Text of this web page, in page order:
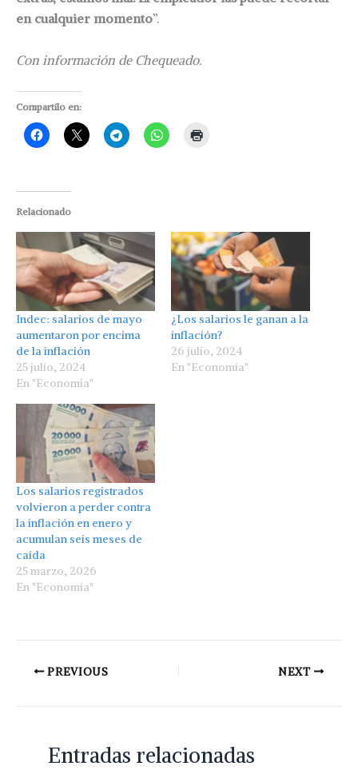
en cualquier momento”.
Con información de Chequeado.
Compartilo en:
Relacionado
Indec: salarios de mayo
aumentaron por encima
de la inflación
25 julio, 2024
En "Economía"
¿Los salarios le ganan a la
inflación?
26 julio, 2024
En "Economía"
Los salarios registrados
volvieron a perder contra
la inflación en enero y
acumulan seis meses de
caída
25 marzo, 2026
En "Economía"
PREVIOUS NEXT
Entradas relacionadas